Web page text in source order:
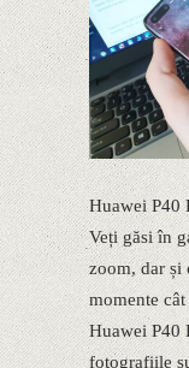
Huawei P40
Veți găsi în
zoom, dar și
momente
Huawei P40
fotografiile